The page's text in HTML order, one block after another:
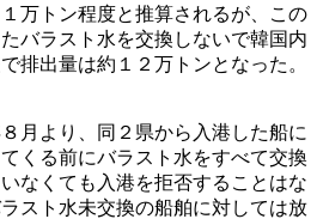
万トン程度と推算されるが、この
バラスト水を交換しないで韓国内
排出量は約１２万トンとなった。
月より、同２県から入港した船に
くる前にバラスト水をすべて交換
なくても入港を拒否することはな
スト水未交換の船舶に対しては放